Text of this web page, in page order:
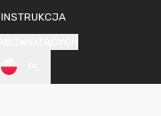
INSTRUKCJA